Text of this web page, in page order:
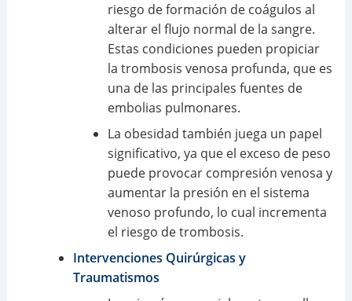
riesgo de formación de coágulos al
alterar el flujo normal de la sangre.
Estas condiciones pueden propiciar
la trombosis venosa profunda, que es
una de las principales fuentes de
embolias pulmonares.
La obesidad también juega un papel
significativo, ya que el exceso de peso
puede provocar compresión venosa y
aumentar la presión en el sistema
venoso profundo, lo cual incrementa
el riesgo de trombosis.
Intervenciones Quirúrgicas y
Traumatismos